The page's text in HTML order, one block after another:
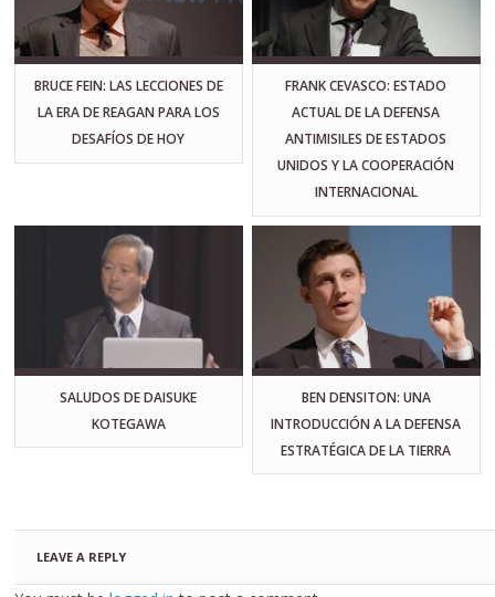
BRUCE FEIN: LAS LECCIONES DE
LA ERA DE REAGAN PARA LOS
DESAFÍOS DE HOY
FRANK CEVASCO: ESTADO
ACTUAL DE LA DEFENSA
ANTIMISILES DE ESTADOS
UNIDOS Y LA COOPERACIÓN
INTERNACIONAL
SALUDOS DE DAISUKE
KOTEGAWA
BEN DENSITON: UNA
INTRODUCCIÓN A LA DEFENSA
ESTRATÉGICA DE LA TIERRA
LEAVE A REPLY